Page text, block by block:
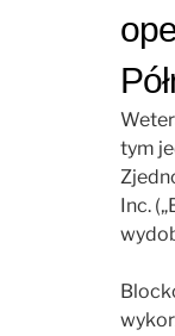
tym
Inc.